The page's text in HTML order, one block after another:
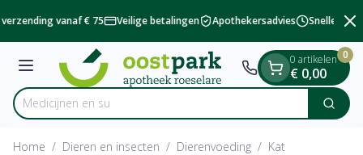
vanaf € 75 Veilige betalingen Apothekersadvies Snelle
Menu
Product, merk, categorie... Zoek
0 artikelen
€ 0,00
0
Home / Dieren en insecten / Dierenvoeding / Kat